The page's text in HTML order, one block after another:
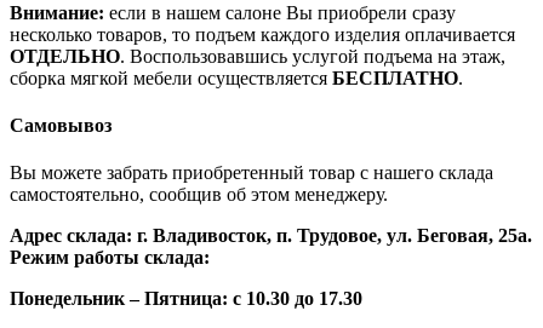
Внимание: если в нашем салоне Вы приобрели сразу
несколько товаров, то подъем каждого изделия оплачивается
ОТДЕЛЬНО. Воспользовавшись услугой подъема на этаж,
сборка мягкой мебели осуществляется БЕСПЛАТНО.
Самовывоз
Вы можете забрать приобретенный товар с нашего склада
самостоятельно, сообщив об этом менеджеру.
Адрес склада: г. Владивосток, п. Трудовое, ул. Беговая, 25а.
Режим работы склада:
Понедельник – Пятница: с 10.30 до 17.30